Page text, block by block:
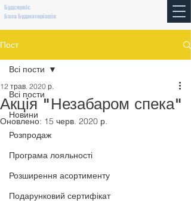
Будсервіс
База Будматеріалів
Пост
Всі пости
Новини
Розпродаж
Програма лояльності
Розширення асортименту
Подарунковий сертифікат
Всі пости
Акція "Незабаром спека"
12 трав. 2020 р.
Оновлено: 15 черв. 2020 р.